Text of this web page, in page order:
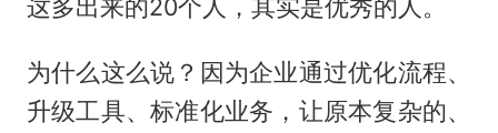
这多出来的20个人，其实是优秀的人。
为什么这么说？因为企业通过优化流程、
升级工具、标准化业务，让原本复杂的、